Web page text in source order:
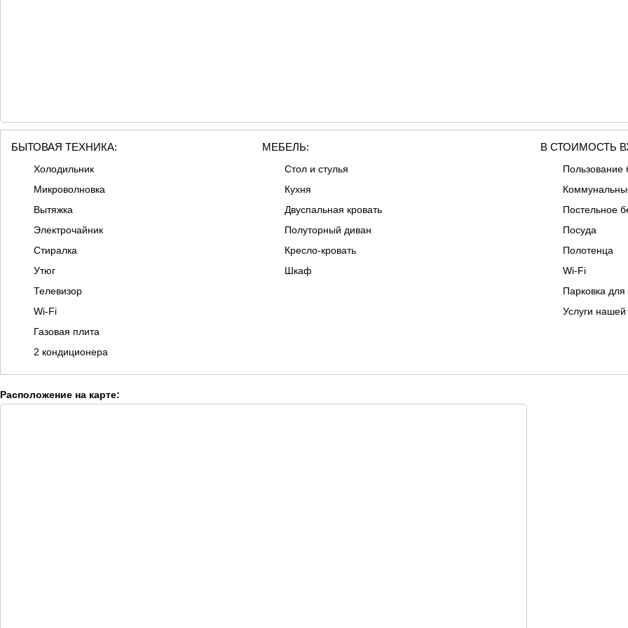
БЫТОВАЯ ТЕХНИКА:
Холодильник
Микроволновка
Вытяжка
Электрочайник
Стиралка
Утюг
Телевизор
Wi-Fi
Газовая плита
2 кондиционера
МЕБЕЛЬ:
Стол и стулья
Кухня
Двуспальная кровать
Полуторный диван
Кресло-кровать
Шкаф
В СТОИМОСТЬ
Постельное
Посуда
Полотенца
Wi-Fi
Парковка для
Услуги
Расположение на карте: